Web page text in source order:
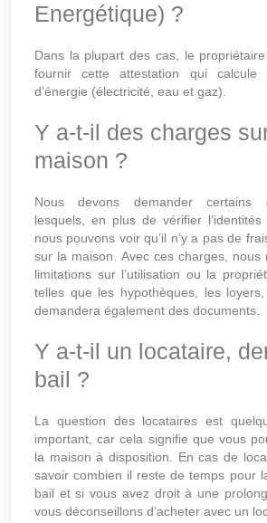
Energétique) ?
Dans la plupart des cas, le
fournir cette attestation qui calcule
d’énergie (électricité, eau et gaz).
Y a-t-il des charges
maison ?
Nous devons demander certains
lesquels, en plus de vérifier l’identités
nous pouvons voir qu’il n’y a pas de
sur la maison. Avec ces charges, nous
limitations sur l’utilisation ou la
telles que les hypothèques, les
demandera également des documents.
Y a-t-il un locataire,
bail ?
La question des locataires est
important, car cela signifie que vous
la maison à disposition. En cas de
savoir combien il reste de temps pour
bail et si vous avez droit à une
vous déconseillons d’acheter avec un